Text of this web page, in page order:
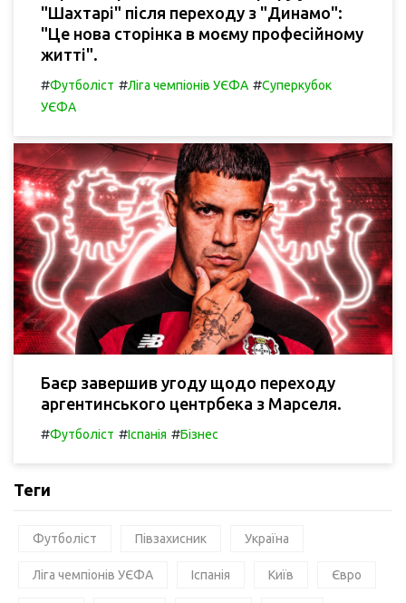
"Шахтарі" після переходу з "Динамо":
"Це нова сторінка в моєму професійному
житті".
#Футболіст #Ліга чемпіонів УЄФА #Суперкубок
УЄФА
Баєр завершив угоду щодо переходу
аргентинського центрбека з Марселя.
#Футболіст #Іспанія #Бізнес
Теги
Футболіст Півзахисник Україна
Ліга чемпіонів УЄФА Іспанія Київ Євро